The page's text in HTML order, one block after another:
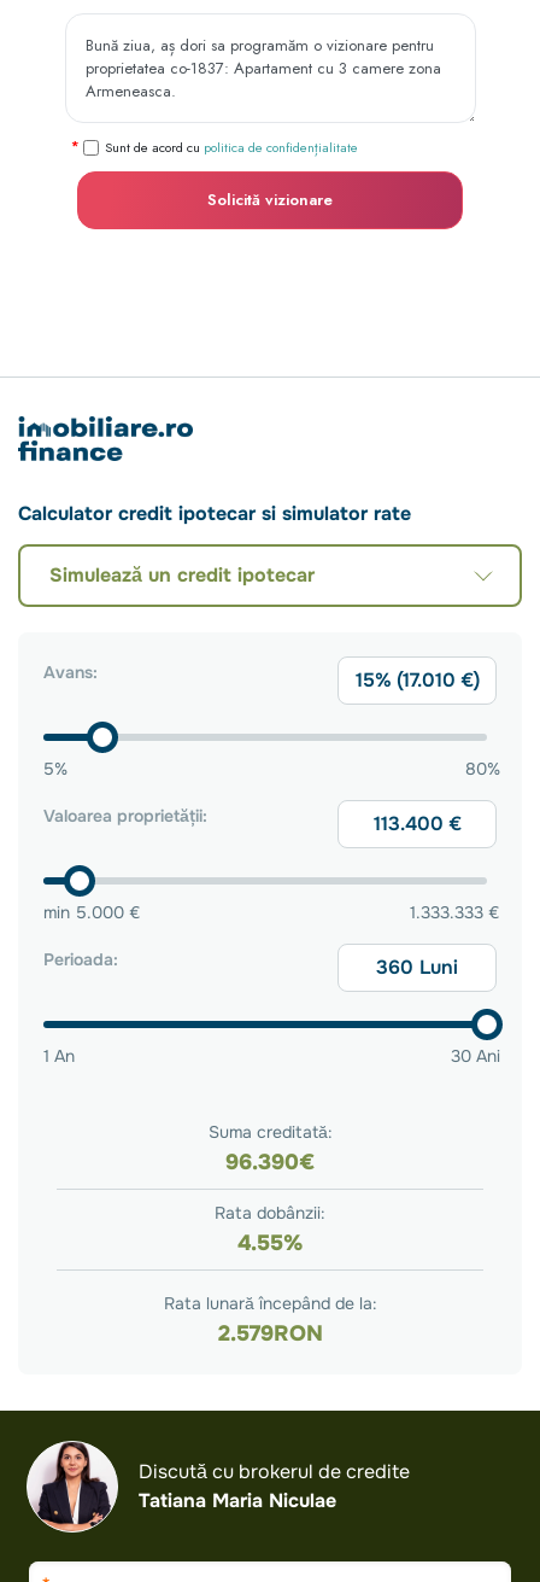
Sunt de acord cu politica de confidențialitate
Solicită vizionare